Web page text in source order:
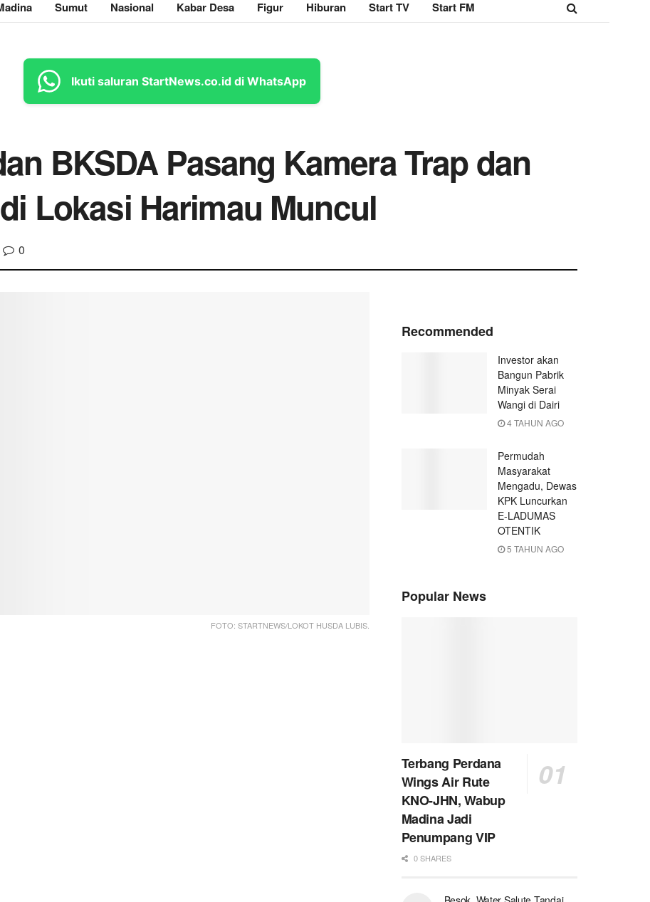
Sumut Nasional Kabar Desa Figur Hiburan Start TV Start FM
Ikuti saluran StartNews.co.id di WhatsApp
BKSDA Pasang Kamera Trap dan
Lokasi Harimau Muncul
0
FOTO: STARTNEWS/LOKOT HUSDA LUBIS.
Recommended
Investor akan
Bangun Pabrik
Minyak Serai
Wangi di Dairi
4 TAHUN AGO
Permudah
Masyarakat
Mengadu, Dewas
KPK Luncurkan
E-LADUMAS
OTENTIK
5 TAHUN AGO
Popular News
Terbang Perdana
Wings Air Rute
KNO-JHN, Wabup
Madina Jadi
Penumpang VIP
0 SHARES